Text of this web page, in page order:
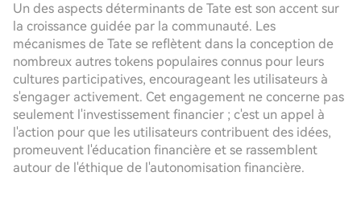
Un des aspects déterminants de Tate est son accent sur
la croissance guidée par la communauté. Les
mécanismes de Tate se reflètent dans la conception de
nombreux autres tokens populaires connus pour leurs
cultures participatives, encourageant les utilisateurs à
s'engager activement. Cet engagement ne concerne pas
seulement l'investissement financier ; c'est un appel à
l'action pour que les utilisateurs contribuent des idées,
promeuvent l'éducation financière et se rassemblent
autour de l'éthique de l'autonomisation financière.